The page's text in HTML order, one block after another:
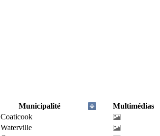
Municipalité
Multimédias
Coaticook
Waterville